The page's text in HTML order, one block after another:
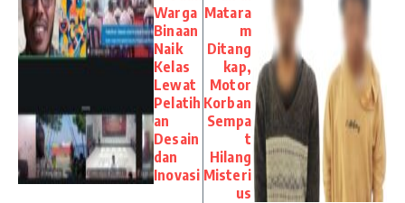
Warga
Binaan
Naik
Kelas
Lewat
Pelatih
an
Desain
dan
Inovasi
Matara
m
Ditang
kap,
Motor
Korban
Sempa
t
Hilang
Misteri
us